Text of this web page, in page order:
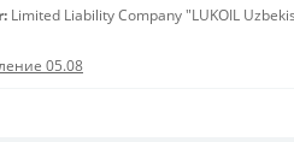
Limited Liability Company "LUKOIL
05.08